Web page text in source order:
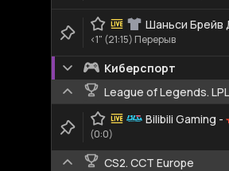
Шаньси Брейв
<1" (21:15) Перерыв
Киберспорт
League of Legends. LPL
Bilibili Gaming -
(0:0)
CS2. CCT Europe